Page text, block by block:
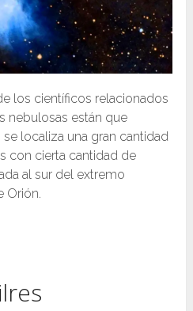
los científicos relacionados
nebulosas están que
localiza una gran cantidad
con cierta cantidad de
al sur del extremo
Orión.